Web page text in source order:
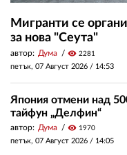
Мигранти се
за нова "Сеута"
автор: Дума visibility 2281
петък, 07 Август 2026 / 14:53
Япония отмени над
тайфун „Делфин“
автор: Дума visibility 1970
петък, 07 Август 2026 / 14:05